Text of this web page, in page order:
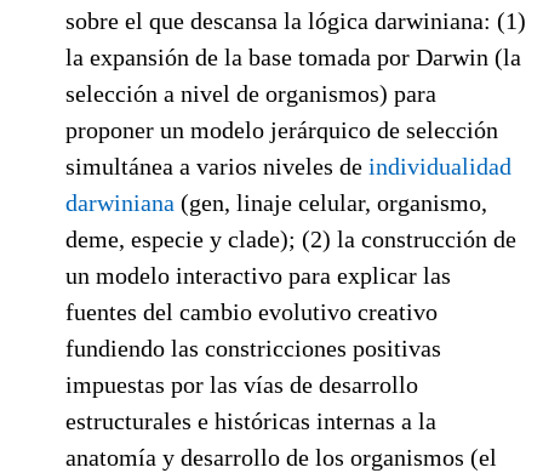
sobre el que descansa la lógica darwiniana: (1)
la expansión de la base tomada por Darwin (la
selección a nivel de organismos) para
proponer un modelo jerárquico de selección
simultánea a varios niveles de individualidad
darwiniana (gen, linaje celular, organismo,
deme, especie y clade); (2) la construcción de
un modelo interactivo para explicar las
fuentes del cambio evolutivo creativo
fundiendo las constricciones positivas
impuestas por las vías de desarrollo
estructurales e históricas internas a la
anatomía y desarrollo de los organismos (el